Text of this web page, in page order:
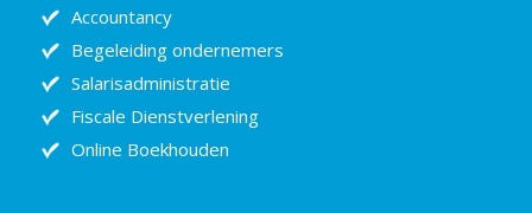
Accountancy
Begeleiding ondernemers
Salarisadministratie
Fiscale Dienstverlening
Online Boekhouden